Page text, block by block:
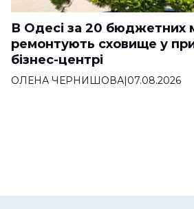
В Одесі за 20 бюджетних
ремонтують сховище у
бізнес-центрі
ОЛЕНА ЧЕРНИШОВА|07.08.2026